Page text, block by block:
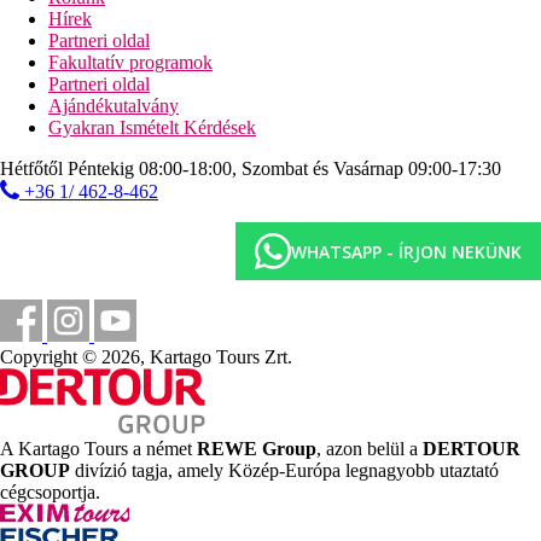
Sport és szórakozás térítés ellenében
spa-központ
kozmetikai kezelések
biliárd
asztalitenisz
vízi sportok a strandon (helyi szolgáltatóknál)
Ellátás
All Inclusive: minden étkezés büférendszerben, tea és
kávé, délelőtt és délután snack-ételek, délután édes
péksütemény, alkoholos és alkoholmentes italok a bárok
nyitvatartása szerint.
Szálláshely besorolás
Az adott ország hivatalos besorolása: 3*.
Távolságok
Városközpont
8 km
Távolság a legközelebbi repülőtértől
Hírek
Partneri oldal
Fakultatív programok
Partneri oldal
Ajándékutalvány
Gyakran Ismételt Kérdések
Hétfőtől Péntekig 08:00-18:00, Szombat és Vasárnap 09:00-17:30
+36 1/ 462-8-462
WHATSAPP - ÍRJON NEKÜNK
Copyright © 2026, Kartago Tours Zrt.
A Kartago Tours a német REWE Group, azon belül a DERTOUR
GROUP divízió tagja, amely Közép-Európa legnagyobb utaztató
cégcsoportja.